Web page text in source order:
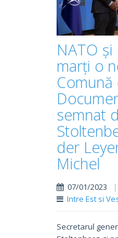
NATO
marți o
semnat
der
Michel
07/01/2023 |
Intre Est si
Secretarul